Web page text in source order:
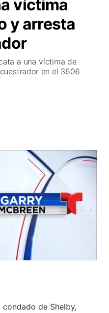
víctima
y arresta
a una víctima de
en el 3606
de Shelby,